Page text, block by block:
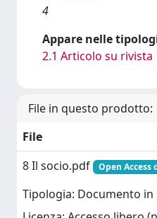
4
Appare nelle
2.1 Articolo su rivista
File in questo prodotto:
File
8 Il socio.pdf
Open Access
Tipologia: Documento